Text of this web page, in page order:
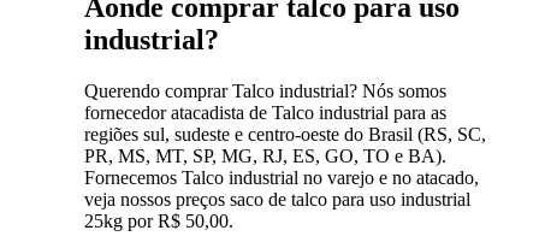
Aonde comprar talco para uso
industrial?
Querendo comprar Talco industrial? Nós somos
fornecedor atacadista de Talco industrial para as
regiões sul, sudeste e centro-oeste do Brasil (RS, SC,
PR, MS, MT, SP, MG, RJ, ES, GO, TO e BA).
Fornecemos Talco industrial no varejo e no atacado,
veja nossos preços saco de talco para uso industrial
25kg por R$ 50,00.